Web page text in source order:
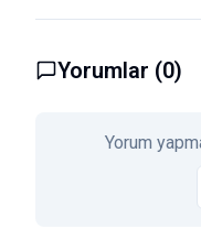
Yorumlar (0)
Yorum